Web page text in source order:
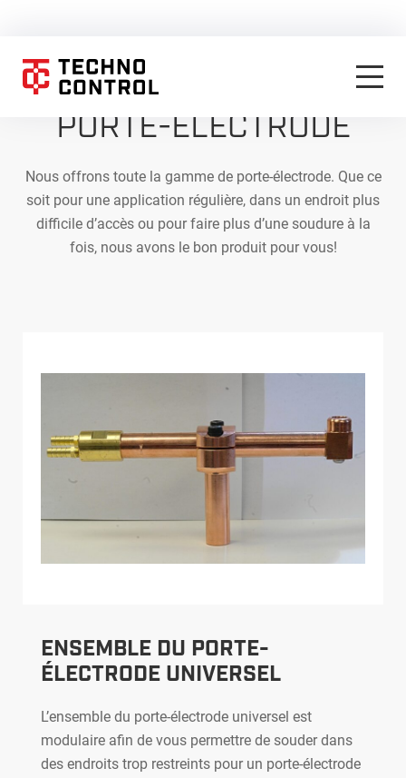
PORTE-ÉLECTRODE
Nous offrons toute la gamme de porte-électrode. Que ce
soit pour une application régulière, dans un endroit plus
difficile d’accès ou pour faire plus d’une soudure à la
fois, nous avons le bon produit pour vous!
ENSEMBLE DU PORTE-
ÉLECTRODE UNIVERSEL
L’ensemble du porte-électrode universel est
modulaire afin de vous permettre de souder dans
des endroits trop restreints pour un porte-électrode